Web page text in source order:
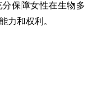
保障女性在生物多
力和权利。